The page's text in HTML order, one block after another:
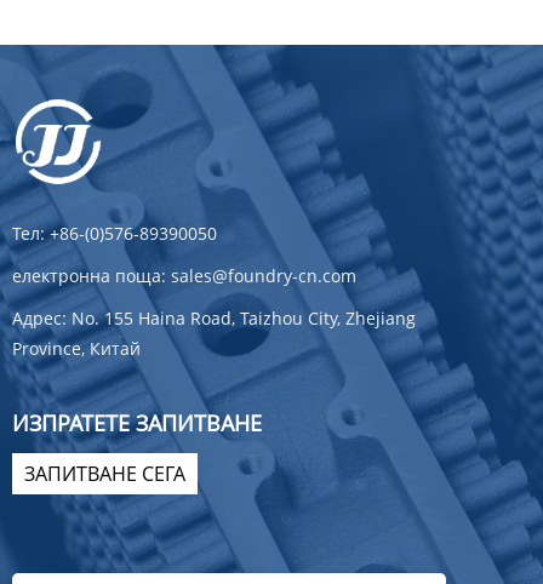
Тел: +86-(0)576-89390050
електронна поща: sales@foundry-cn.com
Адрес: No. 155 Haina Road, Taizhou City, Zhejiang
Province, Китай
ИЗПРАТЕТЕ ЗАПИТВАНЕ
ЗАПИТВАНЕ СЕГА